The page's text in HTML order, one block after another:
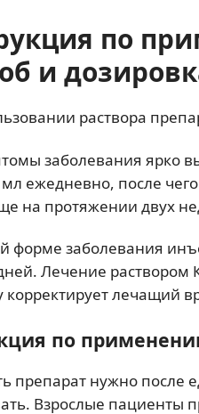
по
и
раствора
заболевания ярко
ежедневно, после
на протяжении двух
форме заболевания
Лечение раствором
корректирует лечащий
по
препарат нужно после
Взрослые пациенты